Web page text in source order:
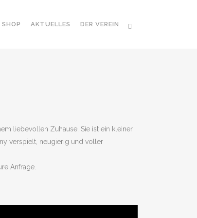
SHOP AKTUELLES DER VEREIN
liebevollen Zuhause. Sie ist ein kleiner
verspielt, neugierig und voller
Anfrage.